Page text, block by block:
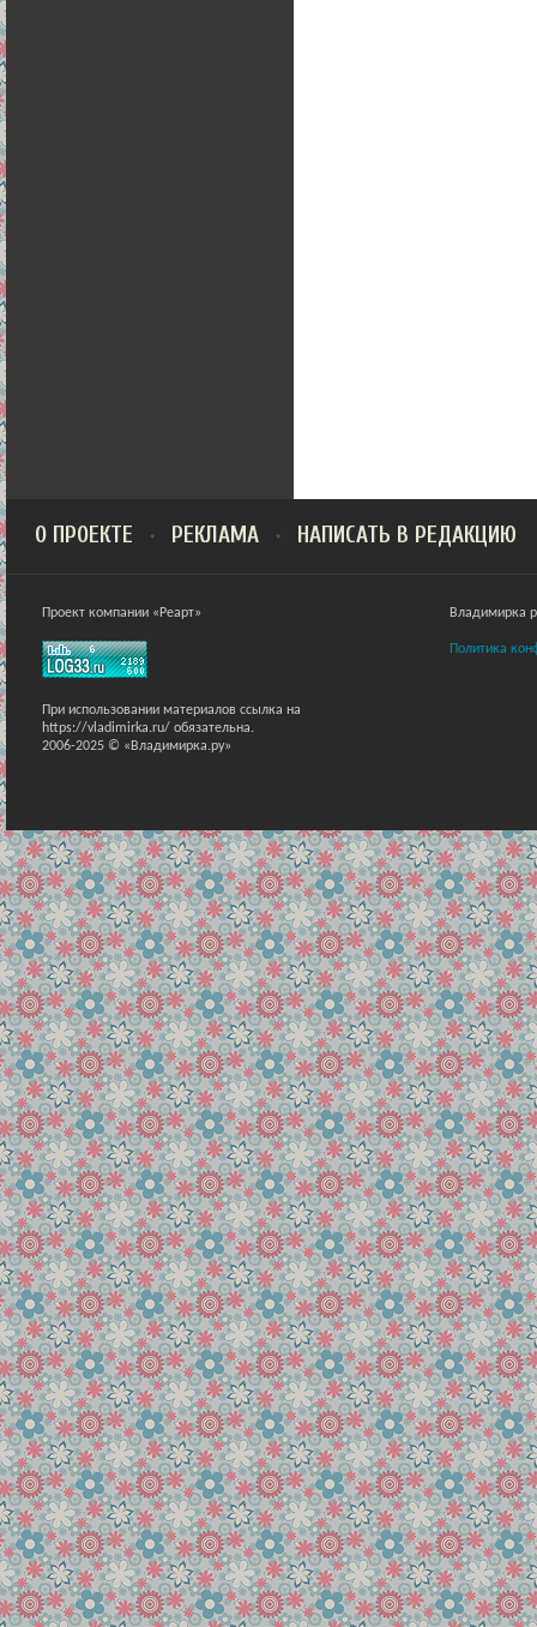
О ПРОЕКТЕ РЕКЛАМА НАПИСАТЬ В РЕДАКЦИЮ
Проект компании «Реарт»
При использовании материалов ссылка на
https://vladimirka.ru/ обязательна.
2006-2025 © «Владимирка.ру»
Владимирка
Политика